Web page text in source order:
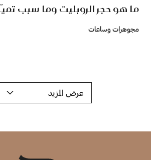
ما هو حجر الروبليت وما سبب
مجوهرات وساعات
عرض المزيد